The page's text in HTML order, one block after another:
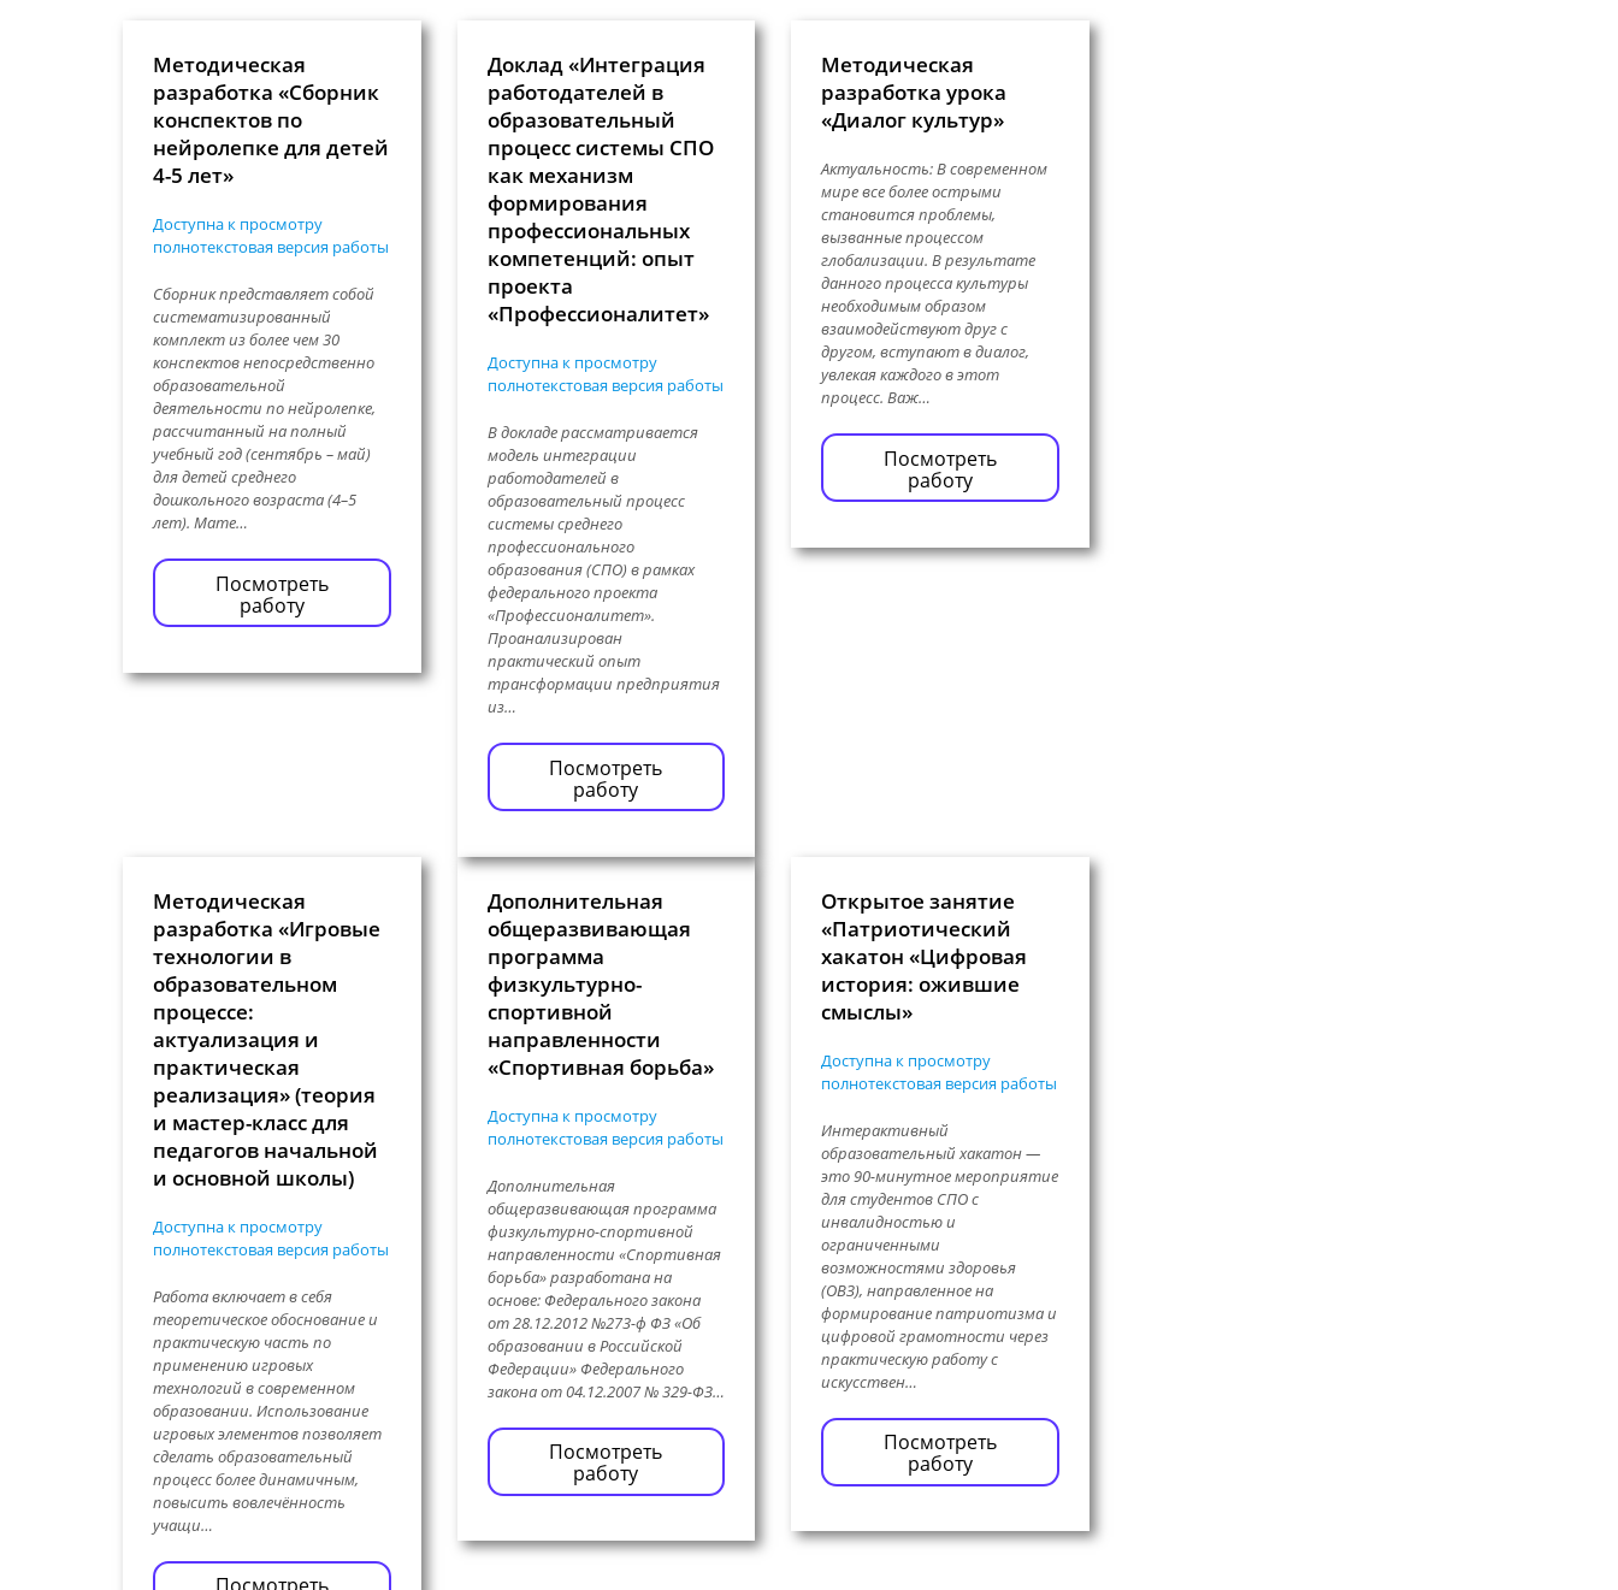
Методическая
разработка «Сборник
конспектов по
нейролепке для детей
4-5 лет»
Доступна к просмотру
полнотекстовая версия работы
Сборник представляет собой
систематизированный
комплект из более чем 30
конспектов непосредственно
образовательной
деятельности по нейролепке,
рассчитанный на полный
учебный год (сентябрь – май)
для детей среднего
дошкольного возраста (4–5
лет). Мате…
Посмотреть
работу
Доклад «Интеграция
работодателей в
образовательный
процесс системы СПО
как механизм
формирования
профессиональных
компетенций: опыт
проекта
«Профессионалитет»
Доступна к просмотру
полнотекстовая версия работы
В докладе рассматривается
модель интеграции
работодателей в
образовательный процесс
системы среднего
профессионального
образования (СПО) в рамках
федерального проекта
«Профессионалитет».
Проанализирован
практический опыт
трансформации предприятия
из…
Посмотреть
работу
Методическая
разработка урока
«Диалог культур»
Актуальность: В современном
мире все более острыми
становится проблемы,
вызванные процессом
глобализации. В результате
данного процесса культуры
необходимым образом
взаимодействуют друг с
другом, вступают в диалог,
увлекая каждого в этот
процесс. Важ…
Посмотреть
работу
Методическая
разработка «Игровые
технологии в
образовательном
процессе:
актуализация и
практическая
реализация» (теория
и мастер-класс для
педагогов начальной
и основной школы)
Доступна к просмотру
полнотекстовая версия работы
Работа включает в себя
теоретическое обоснование и
практическую часть по
применению игровых
технологий в современном
образовании. Использование
игровых элементов позволяет
сделать образовательный
процесс более динамичным,
повысить вовлечённость
учащи…
Дополнительная
общеразвивающая
программа
физкультурно-
спортивной
направленности
«Спортивная борьба»
Доступна к просмотру
полнотекстовая версия работы
Дополнительная
общеразвивающая программа
физкультурно-спортивной
направленности «Спортивная
борьба» разработана на
основе: Федерального закона
от 28.12.2012 №273-ф ФЗ «Об
образовании в Российской
Федерации» Федерального
закона от 04.12.2007 № 329-ФЗ…
Посмотреть
работу
Открытое занятие
«Патриотический
хакатон «Цифровая
история: ожившие
смыслы»
Доступна к просмотру
полнотекстовая версия работы
Интерактивный
образовательный хакатон —
это 90-минутное мероприятие
для студентов СПО с
инвалидностью и
ограниченными
возможностями здоровья
(ОВЗ), направленное на
формирование патриотизма и
цифровой грамотности через
практическую работу с
искусствен…
Посмотреть
работу